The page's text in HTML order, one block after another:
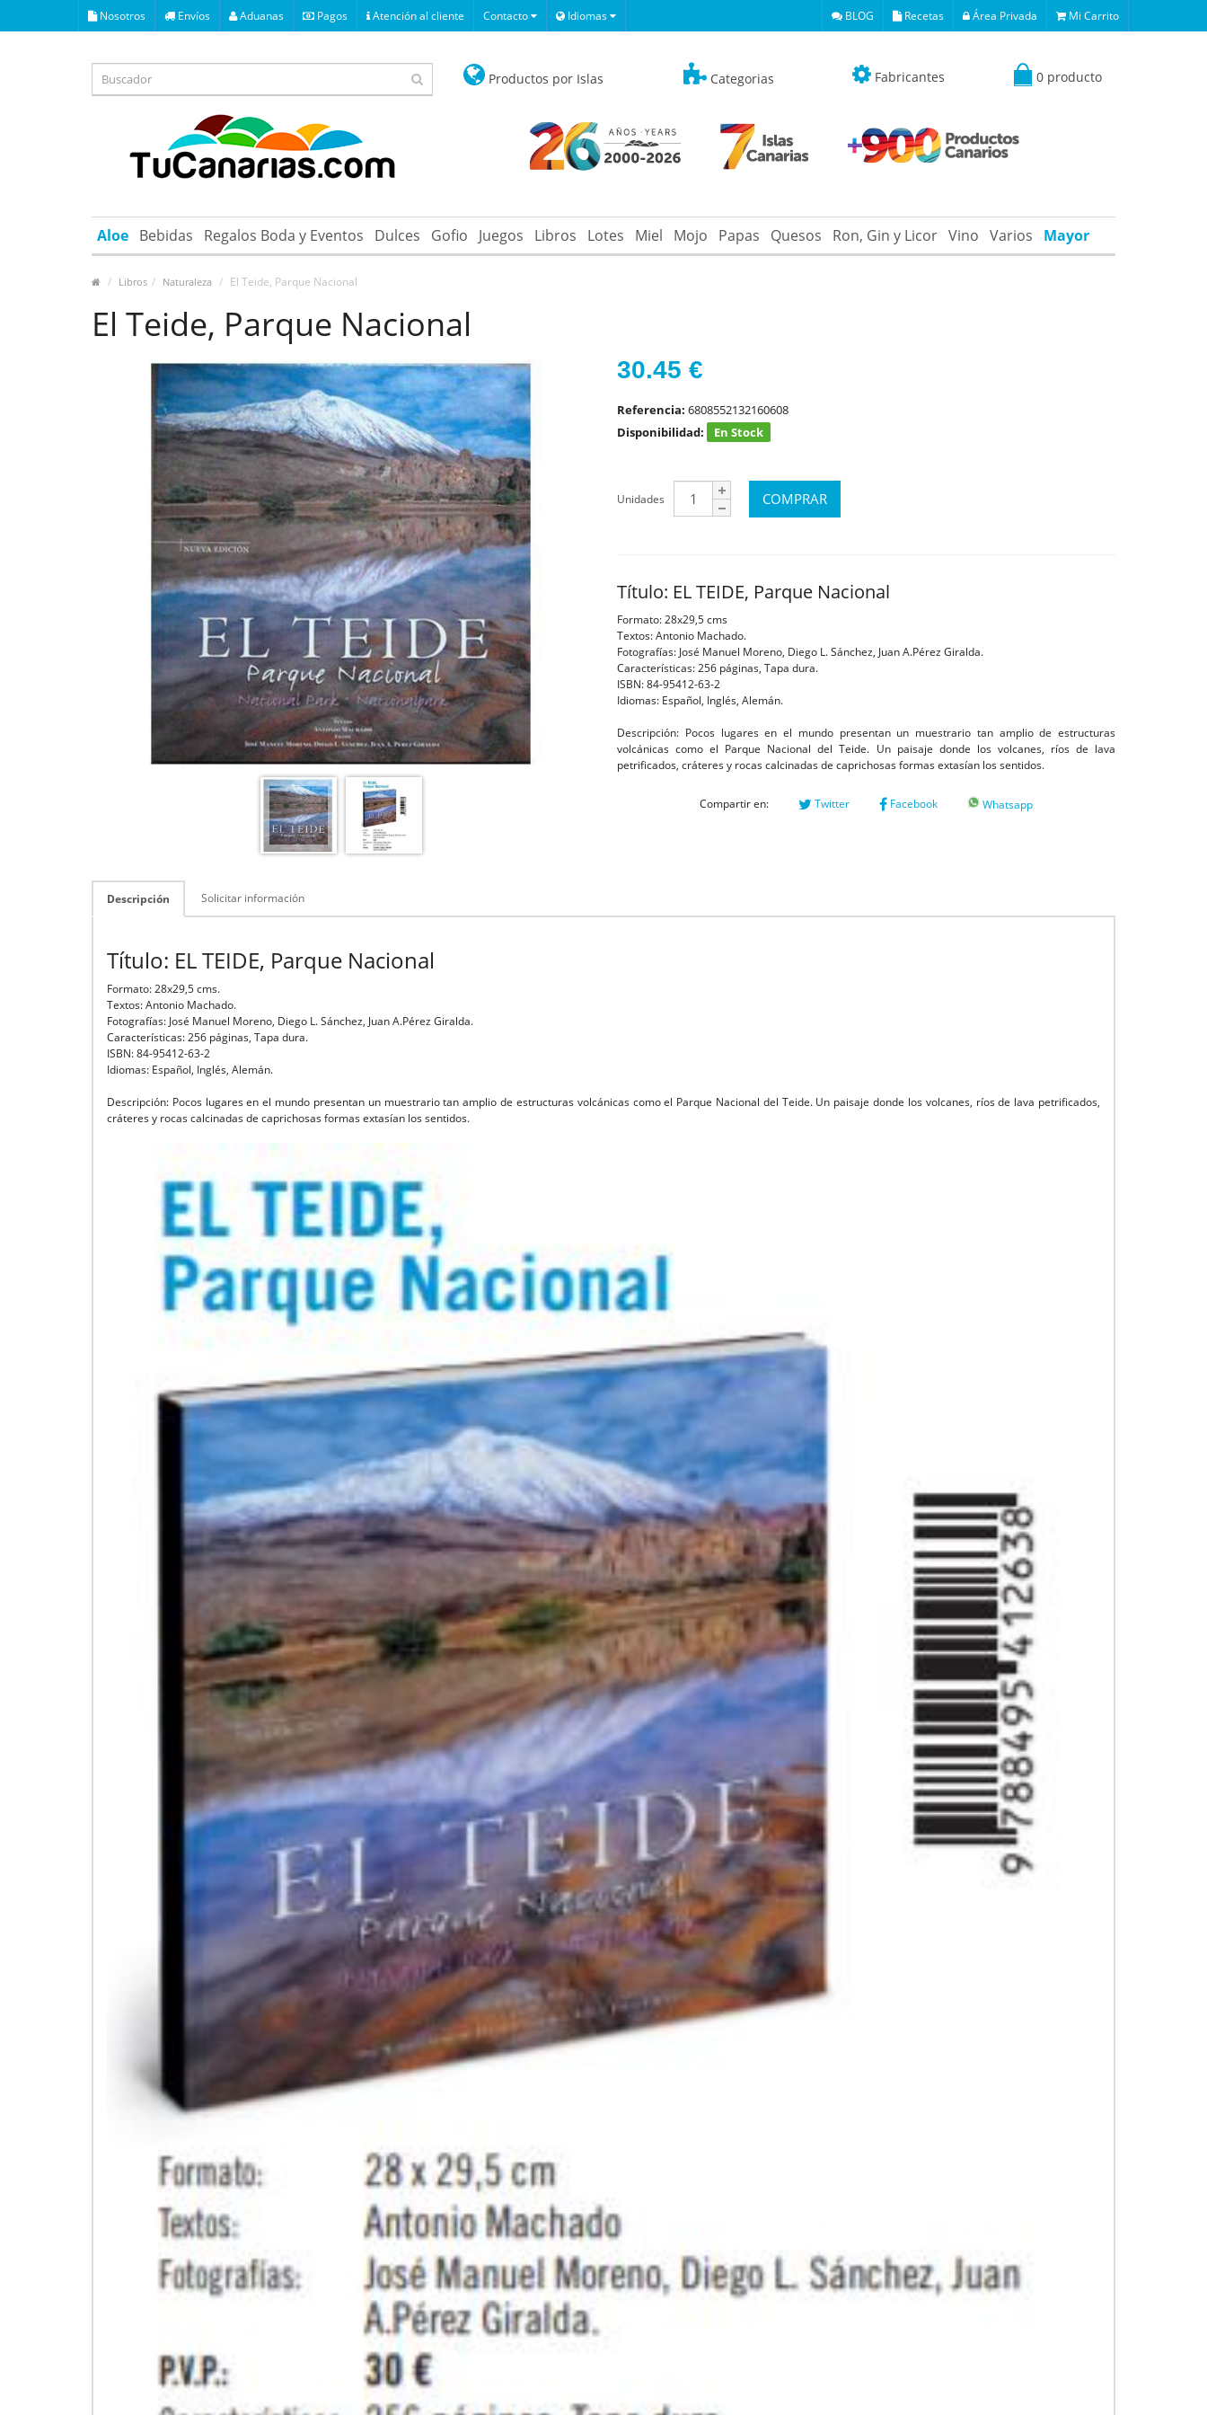
Nosotros Envíos Aduanas Pagos Atención al cliente Contacto Idiomas BLOG Recetas Área Privada Mi Carrito
Productos por Islas Categorias Fabricantes 0 producto
Aloe Bebidas Regalos Boda y Eventos Dulces Gofio Juegos Libros Lotes Miel Mojo Papas Quesos Ron, Gin y Licor Vino Varios Mayor
Libros Naturaleza El Teide, Parque Nacional
El Teide, Parque Nacional
30.45 €
Referencia: 6808552132160608
Disponibilidad:
En Stock
Unidades
Título: EL TEIDE, Parque Nacional
Formato: 28x29,5 cms
Textos: Antonio Machado.
Fotografías: José Manuel Moreno, Diego L. Sánchez, Juan A.Pérez Giralda.
Características: 256 páginas, Tapa dura.
ISBN: 84-95412-63-2
Idiomas: Español, Inglés, Alemán.
Descripción: Pocos lugares en el mundo presentan un muestrario tan amplio de estructuras
volcánicas como el Parque Nacional del Teide. Un paisaje donde los volcanes, ríos de lava
petrificados, cráteres y rocas calcinadas de caprichosas formas extasían los sentidos.
Compartir en: Twitter Facebook Whatsapp
Descripción Solicitar información
Título: EL TEIDE, Parque Nacional
Formato: 28x29,5 cms.
Textos: Antonio Machado.
Fotografías: José Manuel Moreno, Diego L. Sánchez, Juan A.Pérez Giralda.
Características: 256 páginas, Tapa dura.
ISBN: 84-95412-63-2
Idiomas: Español, Inglés, Alemán.
Descripción: Pocos lugares en el mundo presentan un muestrario tan amplio de estructuras volcánicas como el Parque Nacional del Teide. Un paisaje donde los volcanes, ríos de lava petrificados,
cráteres y rocas calcinadas de caprichosas formas extasían los sentidos.